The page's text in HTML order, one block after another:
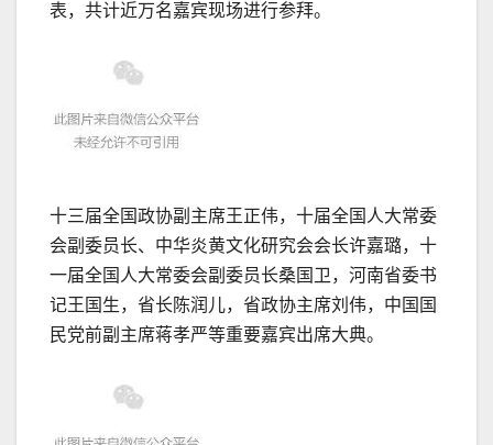
表，共计近万名嘉宾现场进行参拜。
十三届全国政协副主席王正伟，十届全国人大常委
会副委员长、中华炎黄文化研究会会长许嘉璐，十
一届全国人大常委会副委员长桑国卫，河南省委书
记王国生，省长陈润儿，省政协主席刘伟，中国国
民党前副主席蒋孝严等重要嘉宾出席大典。